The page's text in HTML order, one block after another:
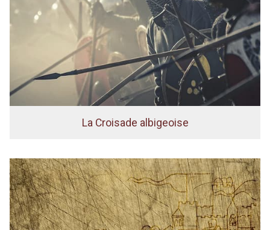
La Croisade albigeoise